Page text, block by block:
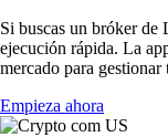
Si buscas un bróker de
ejecución rápida. La
mercado para
Empieza ahora